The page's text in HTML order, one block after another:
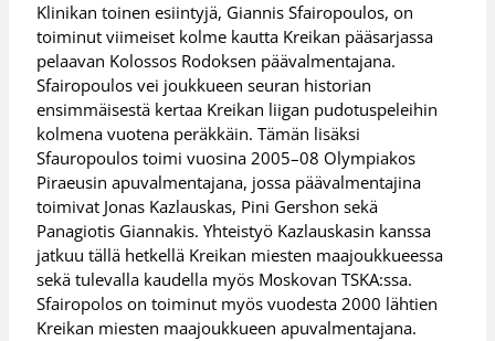
Klinikan toinen esiintyjä, Giannis Sfairopoulos, on
toiminut viimeiset kolme kautta Kreikan pääsarjassa
pelaavan Kolossos Rodoksen päävalmentajana.
Sfairopoulos vei joukkueen seuran historian
ensimmäisestä kertaa Kreikan liigan pudotuspeleihin
kolmena vuotena peräkkäin. Tämän lisäksi
Sfauropoulos toimi vuosina 2005–08 Olympiakos
Piraeusin apuvalmentajana, jossa päävalmentajina
toimivat Jonas Kazlauskas, Pini Gershon sekä
Panagiotis Giannakis. Yhteistyö Kazlauskasin kanssa
jatkuu tällä hetkellä Kreikan miesten maajoukkueessa
sekä tulevalla kaudella myös Moskovan TSKA:ssa.
Sfairopolos on toiminut myös vuodesta 2000 lähtien
Kreikan miesten maajoukkueen apuvalmentajana.